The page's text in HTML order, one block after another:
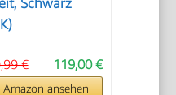
Schwarz
119,00 €
€
Amazon ansehen